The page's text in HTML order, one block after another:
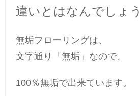
違いとはなんでしょ
無垢フローリングは、
文字通り「無垢」なので、
100％無垢で出来ています。